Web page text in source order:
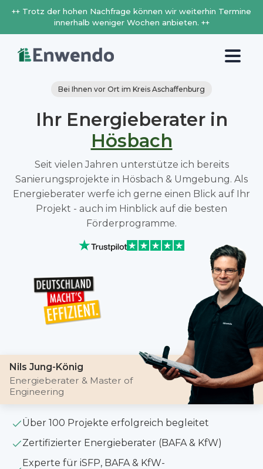
++ Trotz der hohen Nachfrage können wir weiterhin Termine
innerhalb weniger Wochen anbieten. ++
Bei Ihnen vor Ort im Kreis Aschaffenburg
Ihr Energieberater in
Hösbach
Seit vielen Jahren unterstütze ich bereits
Sanierungsprojekte in Hösbach & Umgebung. Als
Energieberater werfe ich gerne einen Blick auf Ihr
Projekt - auch im Hinblick auf die besten
Förderprogramme.
Nils Jung-König
Energieberater & Master of
Engineering
Über 100 Projekte erfolgreich begleitet
Zertifizierter Energieberater (BAFA & KfW)
Experte für iSFP, BAFA & KfW-